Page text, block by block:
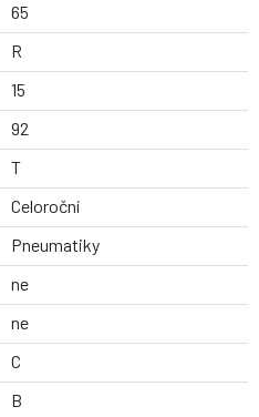
65
R
15
92
T
Celoroční
Pneumatiky
ne
ne
C
B